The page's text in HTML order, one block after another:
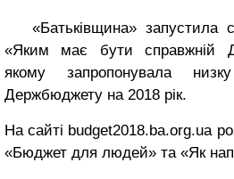
«Батьківщина» запустила
«Яким має бути справжній
якому запропонувала
Держбюджету на 2018 рік.
На сайті budget2018.ba.org.ua
«Бюджет для людей» та «Як